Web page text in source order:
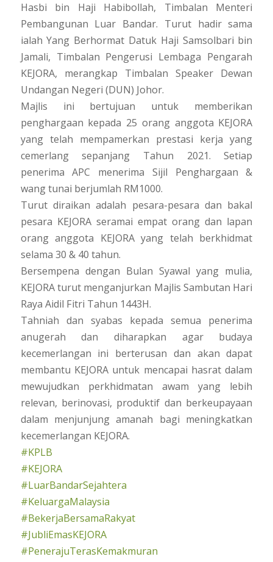
Hasbi bin Haji Habibollah, Timbalan Menteri
Pembangunan Luar Bandar. Turut hadir sama
ialah Yang Berhormat Datuk Haji Samsolbari bin
Jamali, Timbalan Pengerusi Lembaga Pengarah
KEJORA, merangkap Timbalan Speaker Dewan
Undangan Negeri (DUN) Johor.
Majlis ini bertujuan untuk memberikan
penghargaan kepada 25 orang anggota KEJORA
yang telah mempamerkan prestasi kerja yang
cemerlang sepanjang Tahun 2021. Setiap
penerima APC menerima Sijil Penghargaan &
wang tunai berjumlah RM1000.
Turut diraikan adalah pesara-pesara dan bakal
pesara KEJORA seramai empat orang dan lapan
orang anggota KEJORA yang telah berkhidmat
selama 30 & 40 tahun.
Bersempena dengan Bulan Syawal yang mulia,
KEJORA turut menganjurkan Majlis Sambutan Hari
Raya Aidil Fitri Tahun 1443H.
Tahniah dan syabas kepada semua penerima
anugerah dan diharapkan agar budaya
kecemerlangan ini berterusan dan akan dapat
membantu KEJORA untuk mencapai hasrat dalam
mewujudkan perkhidmatan awam yang lebih
relevan, berinovasi, produktif dan berkeupayaan
dalam menjunjung amanah bagi meningkatkan
kecemerlangan KEJORA.
#KPLB
#KEJORA
#LuarBandarSejahtera
#KeluargaMalaysia
#BekerjaBersamaRakyat
#JubliEmasKEJORA
#PenerajuTerasKemakmuran